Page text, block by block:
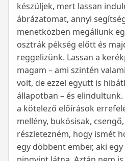
készüljek, mert lassan
ábrázatomat, annyi
menetközben megállunk
osztrák pékség előtt és
reggelizünk. Lassan a
magam – ami szintén
volt, de ezzel együtt is
állapotban – és
a kötelező előírások
mellény, bukósisak,
részletezném, hogy ismét
egy döbbent ember, aki